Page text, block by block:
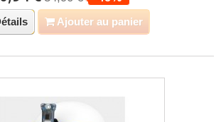
Ajouter au panier